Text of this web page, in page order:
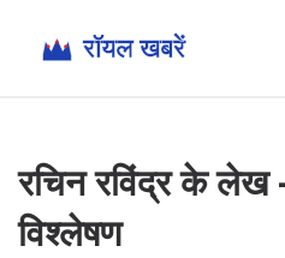
रचिन रविंद्र के
विश्लेषण